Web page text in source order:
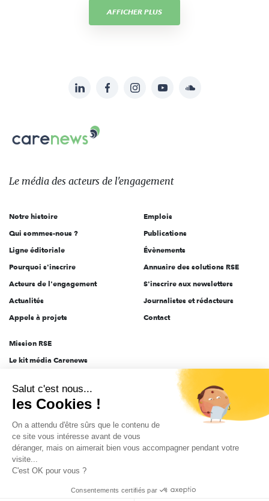
AFFICHER PLUS
sur:
LinkedInFacebookInstagramYouTubeSoundcloud
Le
des
l'engagement
Le média des acteurs de l'engagement
Notre histoire
Qui sommes-nous ?
Ligne éditoriale
Pourquoi s'inscrire
Acteurs de l'engagement
Actualités
Appels à projets
Emplois
Publications
Évènements
Annuaire des solutions RSE
S'inscrire aux newsletters
Journalistes et rédacteurs
Contact
Mission RSE
Le kit média Carenews
AEF info
Novethic
PRODURABLE
Inclusiv Day
Données personnelles Mentions légales 2025-2026 Tout droits réservés
Salut c'est nous...
les Cookies !
On a attendu d'être sûrs que le contenu de
ce site vous intéresse avant de vous
déranger, mais on aimerait bien vous accompagner pendant votre
visite...
C'est OK pour vous ?
Consentements certifiés par